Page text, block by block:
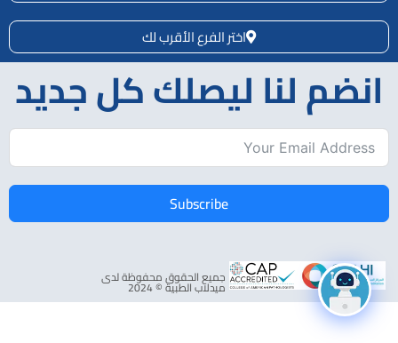
اختر الفرع الأقرب لك
انضم لنا ليصلك كل جديد
Subscribe
جميع الحقوق محفوظة لدى
ميدلاب الطبية © 2024